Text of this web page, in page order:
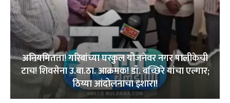
अनियमितता! गरिबांच्या घरकुल योजनेवर नगर पालीकेची
टाच! शिवसेना उ.बा.ठा. आक्रमक! डॉ. बच्छिरे यांचा एल्गार;
ठिय्या आंदोलनाचा इशारा!